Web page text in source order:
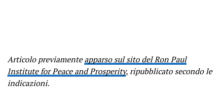
Articolo previamenteapparso sul sito del Ron Paul
Institute for Peace and Prosperity, ripubblicato secondo le
indicazioni.